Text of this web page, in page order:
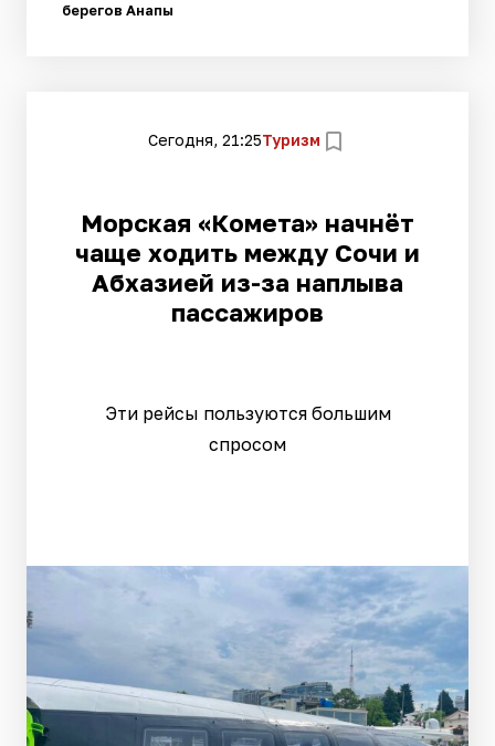
берегов Анапы
Сегодня, 21:25Туризм
Морская «Комета» начнёт
чаще ходить между Сочи и
Абхазией из-за наплыва
пассажиров
Эти рейсы пользуются большим
спросом